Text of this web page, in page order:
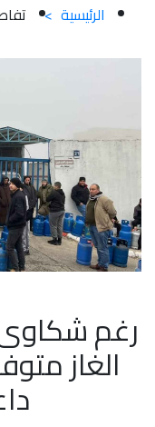
الرئيسية >
رغم شكاوى
الغاز